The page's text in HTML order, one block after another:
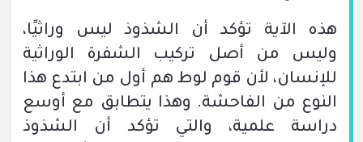
هذه الآية تؤكد أن الشذوذ ليس وراثيًا،
وليس من أصل تركيب الشفرة الوراثية
للإنسان، لأن قوم لوط هم أول من ابتدع هذا
النوع من الفاحشة. وهذا يتطابق مع أوسع
دراسة علمية، والتي تؤكد أن الشذوذ